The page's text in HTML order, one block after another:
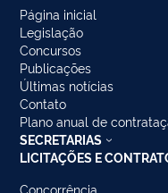
Página inicial
Legislação
Concursos
Publicações
Últimas notícias
Contato
Plano anual de
SECRETARIAS
LICITAÇÕES E
Concorrência